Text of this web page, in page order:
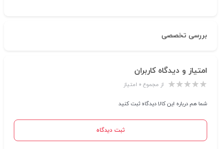
بررسی تخصصی
امتیاز و دیدگاه کاربران
از مجموع ۰ امتیاز
شما هم درباره این کالا دیدگاه ثبت کنید
ثبت دیدگاه